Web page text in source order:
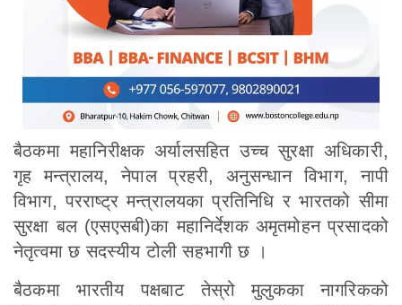
बैठकमा महानिरीक्षक अर्यालसहित उच्च सुरक्षा अधिकारी,
गृह मन्त्रालय, नेपाल प्रहरी, अनुसन्धान विभाग, नापी
विभाग, परराष्ट्र मन्त्रालयका प्रतिनिधि र भारतको सीमा
सुरक्षा बल (एसएसबी)का महानिर्देशक अमृतमोहन प्रसादको
नेतृत्वमा छ सदस्यीय टोली सहभागी छ ।
बैठकमा भारतीय पक्षबाट तेस्रो मुलुकका नागरिकको